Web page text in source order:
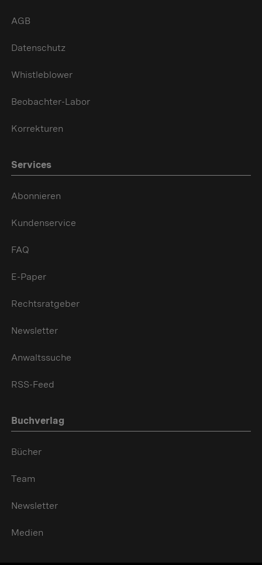
AGB
Datenschutz
Whistleblower
Beobachter-Labor
Korrekturen
Services
Abonnieren
Kundenservice
FAQ
E-Paper
Rechtsratgeber
Newsletter
Anwaltssuche
RSS-Feed
Buchverlag
Bücher
Team
Newsletter
Medien